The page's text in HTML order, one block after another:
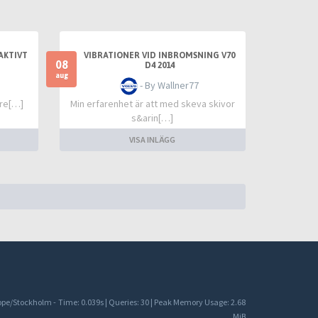
08
aug
VIBRATIONER VID INBROMSNING V70
D4 2014
- By Wallner77
Min erfarenhet är att med skeva skivor
s&arin[…]
VISA INLÄGG
Stockholm - Time: 0.039s | Queries: 30 | Peak Memory Usage: 2.68